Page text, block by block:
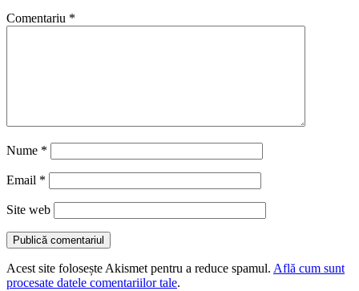
Comentariu *
Nume *
Email *
Site web
Acest site folosește Akismet pentru a reduce spamul. Află cum sunt
procesate datele comentariilor tale.